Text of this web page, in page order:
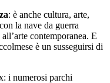
: è anche cultura, arte,
la nave da guerra
contemporanea. E
è un susseguirsi di
i numerosi parchi